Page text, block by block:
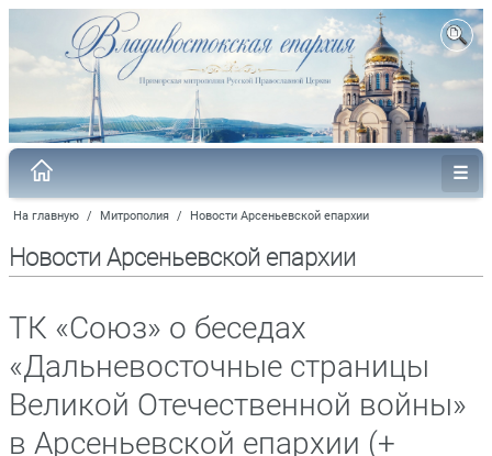
На главную / Митрополия / Новости Арсеньевской епархии
Новости Арсеньевской епархии
ТК «Союз» о беседах
«Дальневосточные страницы
Великой Отечественной войны»
в Арсеньевской епархии (+